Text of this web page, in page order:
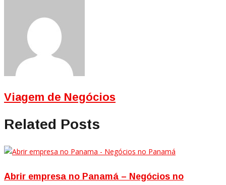
Viagem de Negócios
Related Posts
Abrir empresa no Panamá – Negócios no